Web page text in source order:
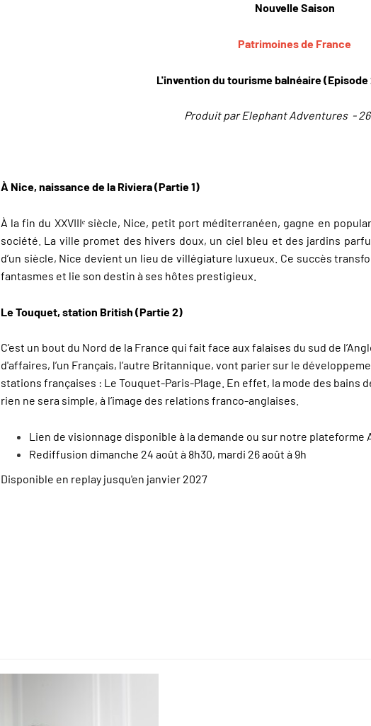
Nouvelle Saison
Patrimoines de France
L'invention du tourisme balnéaire (Episode
Produit par Elephant Adventures -
À Nice, naissance de la Riviera (Partie 1)
À la fin du XXVIIIᵉ siècle, Nice, petit port méditerranéen, gagne en
société. La ville promet des hivers doux, un ciel bleu et des jardins
d’un siècle, Nice devient un lieu de villégiature luxueux. Ce succès
fantasmes et lie son destin à ses hôtes prestigieux.
Le Touquet, station British (Partie 2)
C’est un bout du Nord de la France qui fait face aux falaises du sud de
d'affaires, l’un Français, l’autre Britannique, vont parier sur le
stations françaises : Le Touquet-Paris-Plage. En effet, la mode des bains
rien ne sera simple, à l’image des relations franco-anglaises.
Lien de visionnage disponible à la demande ou sur notre plateforme
Rediffusion dimanche 24 août à 8h30, mardi 26 août à 9h
Disponible en replay jusqu'en janvier 2027